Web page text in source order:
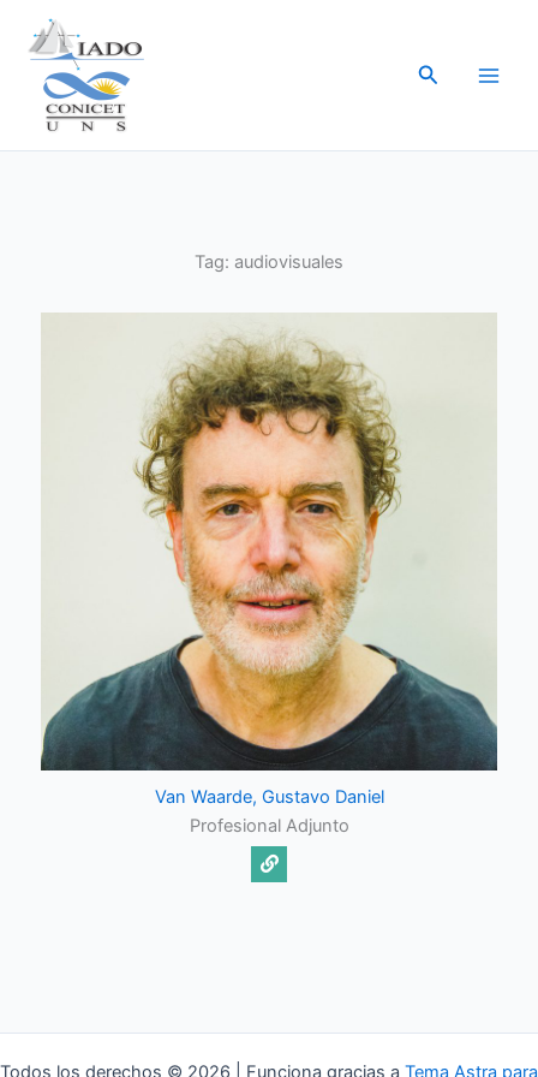
contenido
Buscar
Tag: audiovisuales
Van Waarde, Gustavo Daniel
Profesional Adjunto
Todos los derechos © 2026 | Funciona gracias a Tema Astra para